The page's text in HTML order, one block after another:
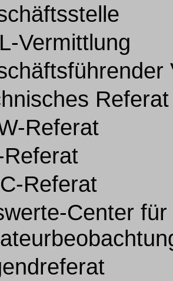
Vermittlung
Referat
Referat
Referat
Referat
Center für